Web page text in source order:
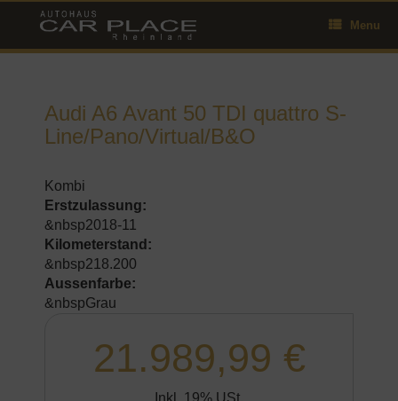
content
Menu
Audi A6 Avant 50 TDI quattro S-
Line/Pano/Virtual/B&O
Kombi
Erstzulassung:
&nbsp2018-11
Kilometerstand:
&nbsp218.200
Aussenfarbe:
&nbspGrau
21.989,99 €
Inkl. 19% USt.